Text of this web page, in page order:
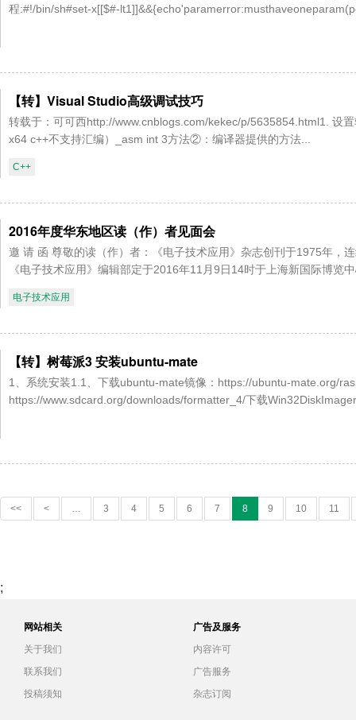
程:#!/bin/sh#set-x[[$#-
【转】Visual Studio高级调试技巧
转载于：可可西http://www.cnblogs.com/kekec/p/5635854.html1. 设
x64 c++不支持汇编）_asm int 3方法②：编译器提供的方法...
C++
2016年度华东地区读（作）者见面会
邀 请 函 尊敬的读（作）者：《电子技术应用》杂志创刊于1975年，
《电子技术应用》编辑部定于2016年11月9日14时于上海新国际博览
电子技术应用
【转】树莓派3 安装ubuntu-mate
1、系统安装1.1、下载ubuntu-mate镜像：https://ubuntu-mate.org/
https://www.sdcard.org/downloads/formatter_4/下载
<< < 3 4 5 6 7 8 9 10 11
;
网站相关
关于我们
联系我们
投稿须知
广告及服务
内容许可
广告服务
杂志订阅